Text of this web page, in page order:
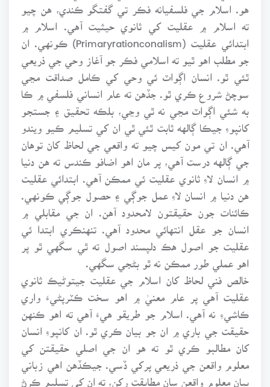
هو. اسلام جي فلسفيانه فڪر تي گفتگو ڪندي، هن چيو
ته اسلام ۾ عقليت کي ثانوي حيثيت آهي. اسلام ۾
ابتدائي عقليت (Primaryrationconalism) ڪونهي. ان
جو مطلب اهو ٿيو ته اسلامي فڪر جو آغاز وحي جي ذريعي
ٿئي ٿو. انسان اڳواٽ ئي وحي کي ڪامل صداقت مڃي
سوچڻ شروع ڪري ٿو. جڏهن ته عام انساني فلسفي ۾ ڪا
به شئي اڳواٽ مڃي نه ٿي وڃي، بلڪه تحقيق ۽ جستجو
کانپوءِ جيڪا ڳالهه ثابت ٿئي ٿي ان کي تسليم ڪيو ويندو
آهي. ان تي مون کيس چيو ته واقعي جي لحاظ کان توهان
جي ڳالهه درست آهي، پر مان اهو اضافو ڪندس ته هن دنيا
۾ انسان لاءِ ثانوي عقليت ئي ممڪن آهي. ابتدائي عقليت
هن دنيا ۾ انسان لاءِ عمل جوڳي ۽ حصول جوڳي ڪونهي.
ڪائنات جون حقيقتون لامحدود آهن. ان جي مقابلي ۾
انسان جو عقل انتهائي محدود آهي. تنهنڪري ابتدا ئي
عقليت جو اصول هڪ دلپسند اصول ته ٿي سگهي ٿو پر
اهو عملي طور ممڪن نه ٿو بڻجي سگهي.
خالص فني لحاظ کان اسلام جي عقليت جيتوڻيڪ ثانوي
عقليت آهي پر عام معنيٰ ۾ اهو سخت ڪٽرپڻيءَ واري
ڪاشيءِ نه آهي. اسلام جو طريقو هيءَ آهي ته اهو ڪنهن
حقيقت جي باري ۾ ان جو بيان ڪري ٿو. ان کانپوءِ انسان
کان مطالبو ڪري ٿو ته هو ان جي اصلي حقيقتن کي
معلوم واقعن جي ذريعي پرکي ڏسي. جيڪڏهن اهي زباني
بيان معلوم واقعن سان مطابقت رکن، ته ان کي تسليم ڪرڻ